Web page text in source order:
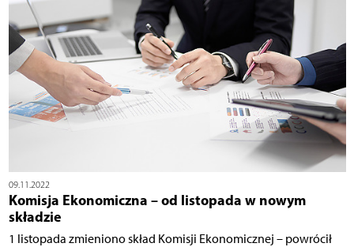
09.11.2022
Komisja Ekonomiczna – od listopada w nowym
składzie
1 listopada zmieniono skład Komisji Ekonomicznej – powrócił